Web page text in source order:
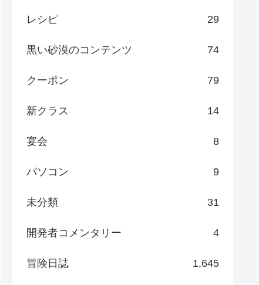
レシピ 29
黒い砂漠のコンテンツ 74
クーポン 79
新クラス 14
宴会 8
パソコン 9
未分類 31
開発者コメンタリー 4
冒険日誌 1,645